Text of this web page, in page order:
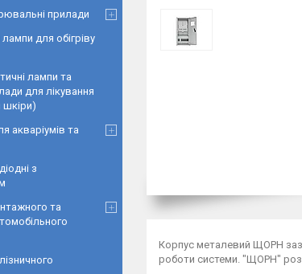
Корпус металевий ЩОРН
роботи системи. "ЩОРН"
прилади
для обігріву
лампи та
для лікування
акваріумів та
з
та